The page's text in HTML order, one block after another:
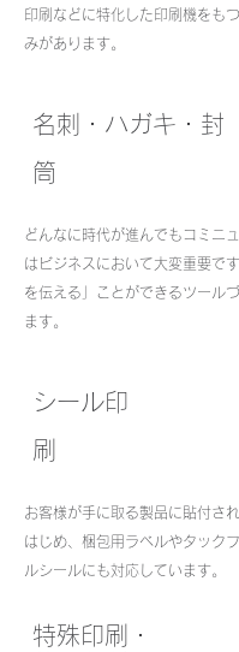
印刷などに特化した印刷機をも
みがあります。​
​名刺・ハガキ・封
筒
どんなに時代が進んでもコミニ
はビジネスにおいて大変重要で
を伝える」ことができるツール
ます。
シール印
刷
お客様が手に取る製品に貼付さ
はじめ、梱包用ラベルやタック
ルシールにも対応しています。​
​特殊印刷・